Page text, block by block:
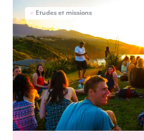
Etudes et missions